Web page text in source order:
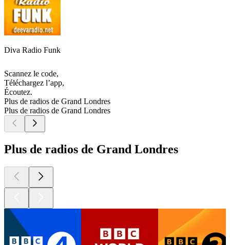
Diva Radio Funk
Scannez le code,
Téléchargez l’app,
Écoutez.
Plus de radios de Grand Londres
Plus de radios de Grand Londres
Plus de radios de Grand Londres